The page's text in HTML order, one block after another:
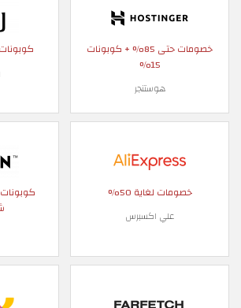
خصومات حتى 85% + كوبونات
15%
هوستنجر
كوبونات
خصومات لغاية 50%
علي اكسبرس